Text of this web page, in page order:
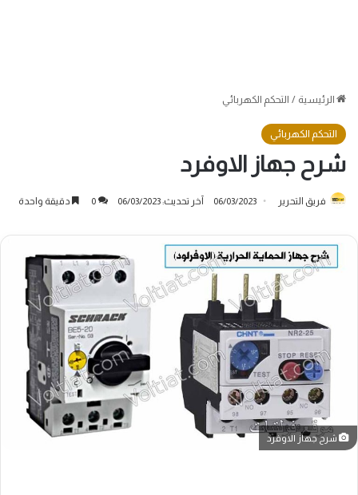
الرئيسية / التحكم الكهربائي
التحكم الكهربائي
شرح جهاز الاوفرد
فريق التحرير 06/03/2023 آخر تحديث: 06/03/2023 0 دقيقة واحدة
شرح جهاز الاوفرد